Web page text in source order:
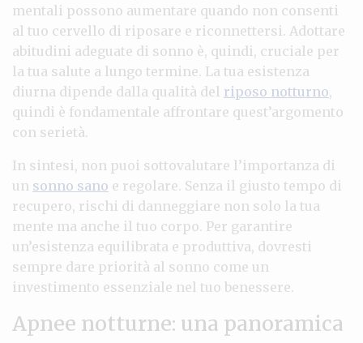
mentali possono aumentare quando non consenti
al tuo cervello di riposare e riconnettersi. Adottare
abitudini adeguate di sonno è, quindi, cruciale per
la tua salute a lungo termine. La tua esistenza
diurna dipende dalla qualità del riposo notturno,
quindi è fondamentale affrontare quest’argomento
con serietà.
In sintesi, non puoi sottovalutare l’importanza di
un sonno sano e regolare. Senza il giusto tempo di
recupero, rischi di danneggiare non solo la tua
mente ma anche il tuo corpo. Per garantire
un’esistenza equilibrata e produttiva, dovresti
sempre dare priorità al sonno come un
investimento essenziale nel tuo benessere.
Apnee notturne: una panoramica